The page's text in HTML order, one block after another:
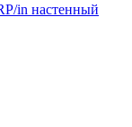
in настенный